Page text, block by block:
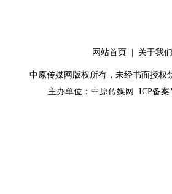
网站首页 关于我们
中原传媒网版权所有，未经书面授权
主办单位： 中原传媒网 ICP备案